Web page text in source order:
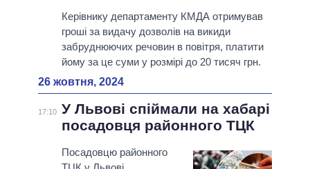
Керівнику департаменту КМДА отримував
гроші за видачу дозволів на викиди
забруднюючих речовин в повітря, платити
йому за це суми у розмірі до 20 тисяч грн.
26 жовтня, 2024
17:10 У Львові спіймали на хабарі
посадовця районного ТЦК
Посадовцю районного